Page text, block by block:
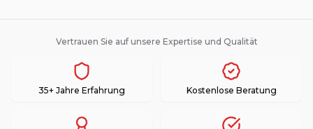
Vertrauen Sie auf unsere Expertise und Qualität
35+ Jahre Erfahrung Kostenlose Beratung